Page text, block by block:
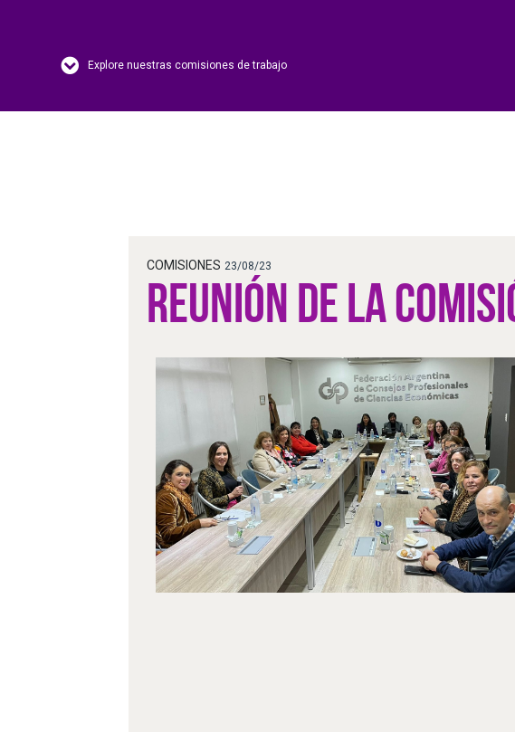
Explore nuestras comisiones de trabajo
COMISIONES 23/08/23
REUNIÓN DE LA